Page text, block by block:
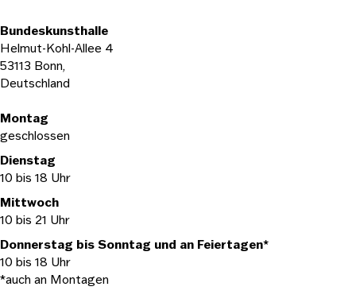
Bundeskunsthalle
Helmut-Kohl-Allee 4
53113 Bonn,
Deutschland
Öffnungszeiten
Montag
geschlossen
Dienstag
10 bis 18 Uhr
Mittwoch
10 bis 21 Uhr
Donnerstag bis Sonntag und an Feiertagen*
10 bis 18 Uhr
*auch an Montagen